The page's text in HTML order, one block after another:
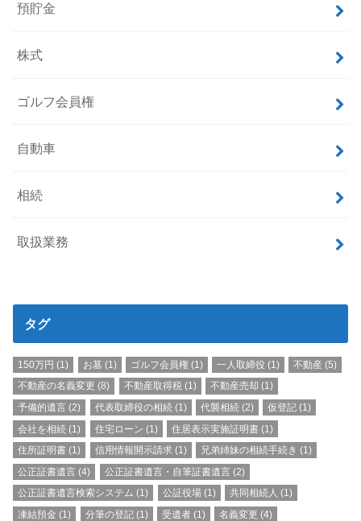
預貯金
株式
ゴルフ会員権
自動車
相続
取扱業務
タグ
150万円 (1) お墓 (1) ゴルフ会員権(1) 一人取締役 (1) 不動産 (5)
不動産の名義変更 (8) 不動産取得税(1) 不動産売却 (1)
予備的遺言 (2) 代表取締役の相続(1) 代襲相続(2) 仮登記 (1)
会社を相続 (1) 住宅ローン (1) 住居表示実施証明書(1)
住所証明書 (1) 信用情報開示請求 (1) 兄弟姉妹の相続手続き (1)
公正証書遺言 (4) 公正証書遺言・自筆証書遺言(2)
公正証書遺言検索システム (1) 公証役場(1) 共同相続人 (1)
凍結預金 (1) 分筆の登記(1) 受遺者(1) 名義変更 (4)